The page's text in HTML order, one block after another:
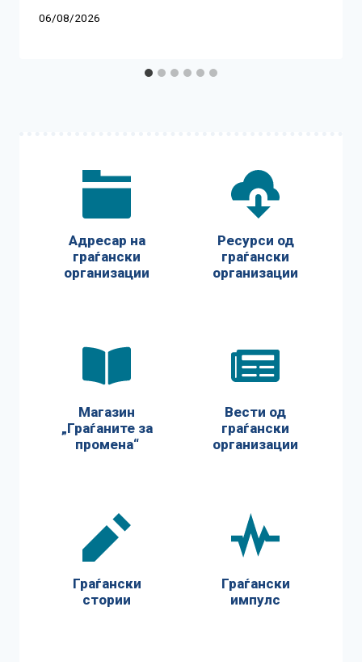
06/08/2026
Адресар на
граѓански
организации
Ресурси од
граѓански
организации
Магазин
„Граѓаните за
промена“
Вести од
граѓански
организации
Граѓански
стории
Граѓански
импулс